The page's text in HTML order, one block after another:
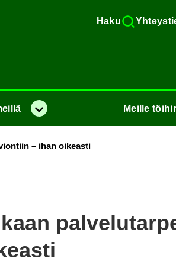
Haku
Va­lik­ko Meil­le
– ihan oi­keas­ti